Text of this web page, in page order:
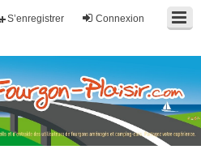
Connexion
S’enregistrer
des utilisateurs de fourgons, fourgons
car. Partagez votre expérience.